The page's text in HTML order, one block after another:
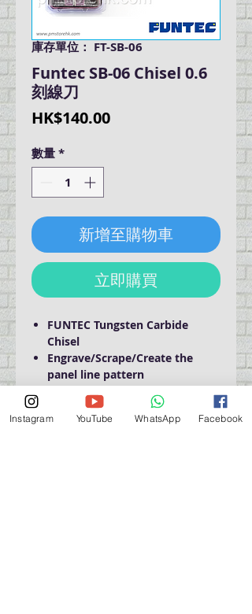
庫存單位： FT-SB-06
Funtec SB-06 Chisel 0.6
刻線刀
HK$140.00價
數量*
新增至購物車
立即購買
FUNTEC Tungsten Carbide
Chisel
Engrave/Scrape/Create the
panel line pattern
Use it with a Chisel Holder or
Pin Vise (Dia 3.175)
刻線刀 / 推刀
Instagram YouTube WhatsApp Facebook